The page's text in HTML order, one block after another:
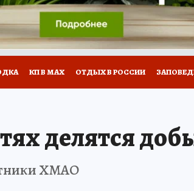
КП В МАХ ОТДЫХ В РОССИИ
делятся
ХМАО